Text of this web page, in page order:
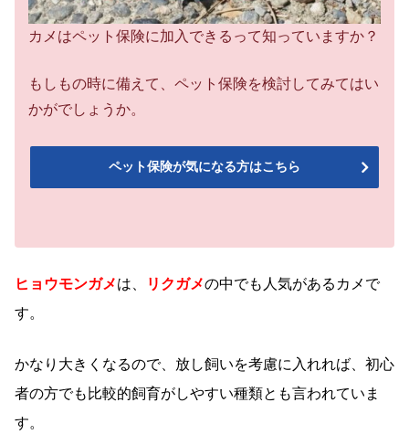
カメはペット保険に加入できるって知っていますか？
もしもの時に備えて、ペット保険を検討してみてはい
かがでしょうか。
ペット保険が気になる方はこちら
ヒョウモンガメは、 リクガメの中でも人気があるカメで
す。
かなり大きくなるので、放し飼いを考慮に入れれば、初心
者の方でも比較的飼育がしやすい種類とも言われていま
す。